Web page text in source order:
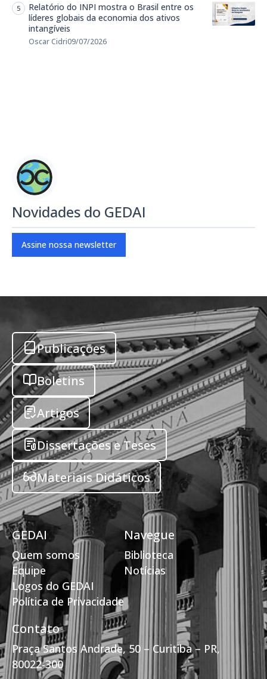
Relatório do INPI mostra o Brasil entre os
líderes globais da economia dos ativos
intangíveis
Oscar Cidri09/07/2026
Novidades do GEDAI
Assine nossa newsletter
Publicações
Boletins
Artigos
Dissertações e Teses
Materiais Didáticos
GEDAI
Quem somos
Equipe
Logos do GEDAI
Política de Privacidade
Navegue
Biblioteca
Notícias
Contato
Praça Santos Andrade, 50 – Curitiba – PR,
80022-300